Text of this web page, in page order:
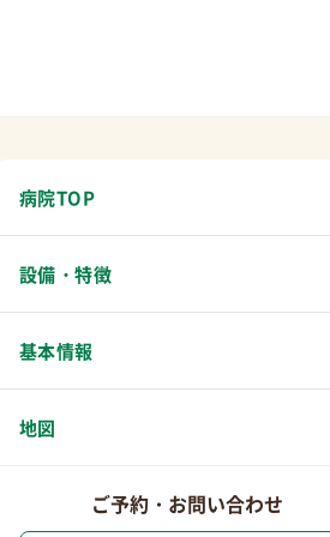
病院TOP
設備・特徴
基本情報
地図
ご予約・お問い合わせ